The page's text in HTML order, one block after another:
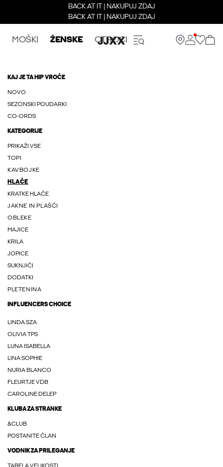
BACK AT IT | NAKUPUJ ZDAJ
BACK AT IT | NAKUPUJ ZDAJ
MOŠKI ŽENSKE OTROCI
KAJ JE TA HIP VROČE
NOVO
SEZONSKI POUDARKI
CO-ORDS
KATEGORIJE
PRIKAŽI VSE
TOPI
KAVBOJKE
HLAČE
KRATKE HLAČE
JAKNE IN PLAŠČI
OBLEKE
MAJICE
KRILA
JOPICE
SUKNJIČI
DODATKI
PLETENINA
INFLUENCERS CHOICE
LINDA.SZA
OLIVIA TPS
LUNA ISABELLA
LINA SOPHIE
NURIA BLANCO
FLEURTJE VDB
CAROLINE DELEP
KLUBA ZA STRANKE
&CLUB
POSTANITE ČLAN
VODNIK ZA PRILEGANJE